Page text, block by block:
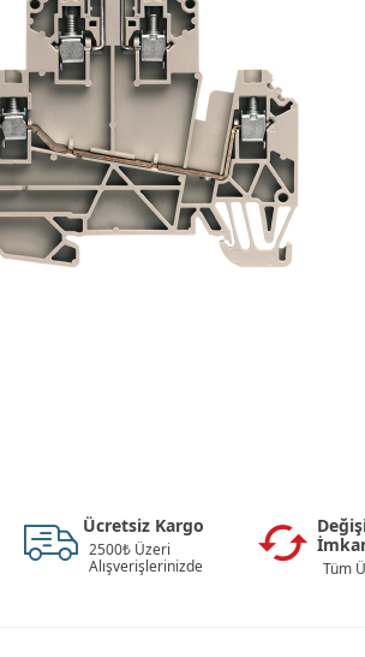
Ücretsiz Kargo
2500₺ Üzeri
Alışverişlerinizde
Tüm